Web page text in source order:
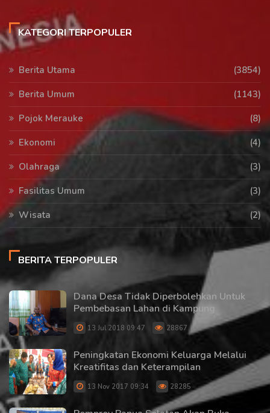
KATEGORI TERPOPULER
Berita Utama
(3854)
Berita Umum
(1143)
Pojok Merauke
(8)
Ekonomi
(4)
Olahraga
(3)
Fasilitas Umum
(3)
Wisata
(2)
BERITA TERPOPULER
Dana Desa Tidak Diperbolehkan Untuk
Pembebasan Lahan di Kampung
13 Jul 2018 09:47 28867
Peningkatan Ekonomi Keluarga Melalui
Kreatifitas dan Keterampilan
13 Nov 2017 09:34 28285